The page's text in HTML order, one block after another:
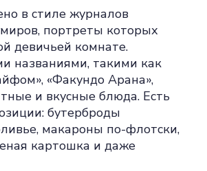
в стиле журналов
портреты которых
девичьей комнате.
названиями, такими как
«Факундо Арана»,
и вкусные блюда. Есть
бутерброды
макароны по-флотски,
картошка и даже